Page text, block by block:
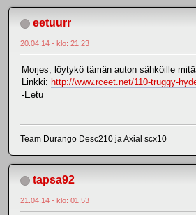
eetuurr
20.04.14 - klo: 21.23
Morjes, löytykö tämän auton sähköille
Linkki: http://www.rceet.net/110-truggy-
-Eetu
Team Durango Desc210 ja Axial scx10
tapsa92
21.04.14 - klo: 01.53